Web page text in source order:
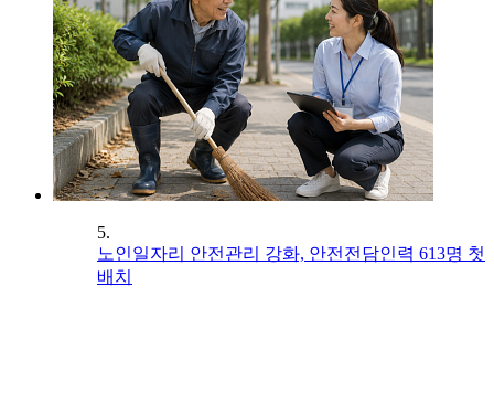
5.
노인일자리 안전관리 강화, 안전전담인력 613명 첫
배치